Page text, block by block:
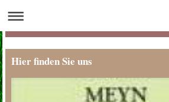
Hier finden Sie uns